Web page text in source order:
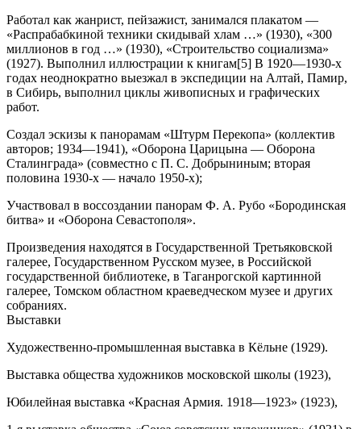
Работал как жанрист, пейзажист, занимался плакатом —
«Распрабабкиной техники скидывай хлам …» (1930), «300
миллионов в год …» (1930), «Строительство социализма»
(1927). Выполнил иллюстрации к книгам[5] В 1920—1930-х
годах неоднократно выезжал в экспедиции на Алтай, Памир,
в Сибирь, выполнил циклы живописных и графических
работ.
Создал эскизы к панорамам «Штурм Перекопа» (коллектив
авторов; 1934—1941), «Оборона Царицына — Оборона
Сталинграда» (совместно с П. С. Добрыниным; вторая
половина 1930-х — начало 1950-х);
Участвовал в воссоздании панорам Ф. А. Рубо «Бородинская
битва» и «Оборона Севастополя».
Произведения находятся в Государственной Третьяковской
галерее, Государственном Русском музее, в Российской
государственной библиотеке, в Таганрогской картинной
галерее, Томском областном краеведческом музее и других
собраниях.
Выставки
Художественно-промышленная выставка в Кёльне (1929).
Выставка общества художников московской школы (1923),
Юбилейная выставка «Красная Армия. 1918—1923» (1923),